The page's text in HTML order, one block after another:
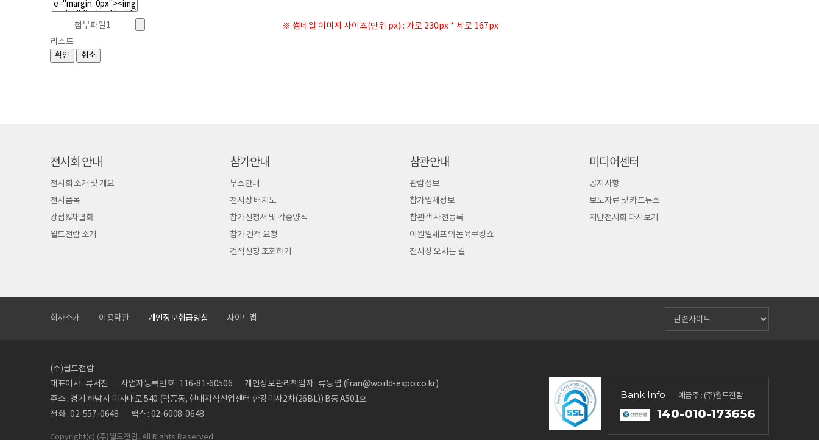
첨부파일1
※ 썸네일 이미지 사이즈(단위 px) : 가로 230px * 세로 167px
리스트
전시회 안내
전시회 소개 및 개요
전시품목
강점&차별화
월드전람 소개
참가안내
부스안내
전시장 배치도
참가신청서 및 각종양식
참가 견적 요청
견적신청 조회하기
참관안내
관람정보
참가업체정보
참관객 사전등록
이원일셰프의 돈육쿠킹쇼
전시장 오시는 길
미디어센터
공지사항
보도자료 및 카드뉴스
지난전시회 다시보기
회사소개 이용약관 개인정보취급방침 사이트맵
(주)월드전람
대표이사 : 류서진
사업자등록번호 : 116-81-60506
개인정보관리책임자 : 류동엽 (fran@world-expo.co.kr)
주소 : 경기 하남시 미사대로 540 (덕풍동, 현대지식산업센터 한강미사2차(26BL)) B동 A501호
전화 : 02-557-0648
팩스 : 02-6008-0648
Copyright(c) (주)월드전람. All Rights Reserved.
Bank Info 예금주 : (주)월드전람
140-010-173656